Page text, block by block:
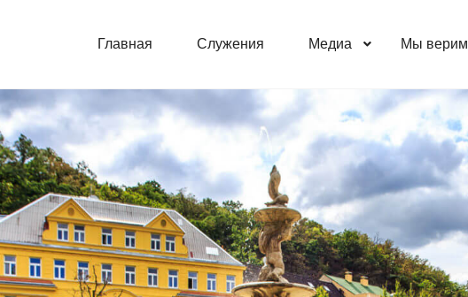
Главная Служения Медиа Мы верим